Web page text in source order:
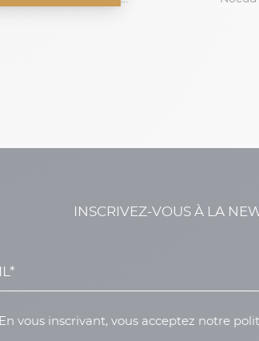
INSCRIVEZ-VOUS À LA
En vous inscrivant, vous acceptez notre